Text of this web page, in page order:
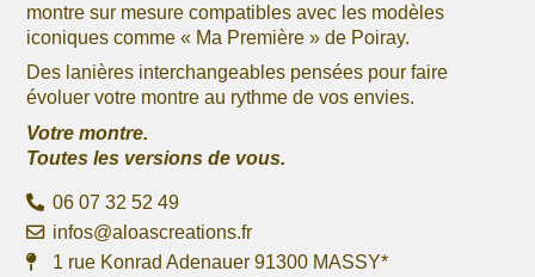
montre sur mesure compatibles avec les modèles
iconiques comme « Ma Première » de Poiray.
Des lanières interchangeables pensées pour faire
évoluer votre montre au rythme de vos envies.
Votre montre.
Toutes les versions de vous.
06 07 32 52 49
infos@aloascreations.fr
1 rue Konrad Adenauer 91300 MASSY*